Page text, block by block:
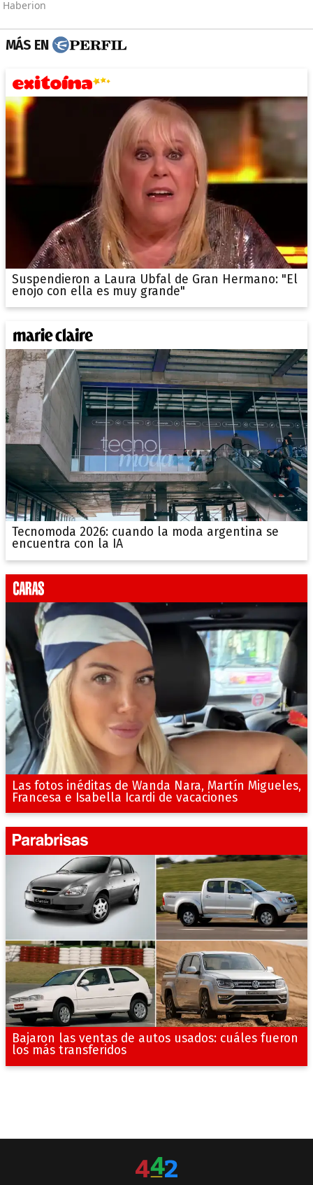
MÁS EN
Suspendieron a Laura Ubfal de Gran Hermano: "El
enojo con ella es muy grande"
Tecnomoda 2026: cuando la moda argentina se
encuentra con la IA
Las fotos inéditas de Wanda Nara, Martín Migueles,
Francesa e Isabella Icardi de vacaciones
Bajaron las ventas de autos usados: cuáles fueron
los más transferidos